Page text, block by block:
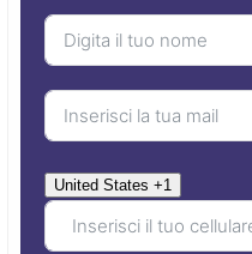
United States +1